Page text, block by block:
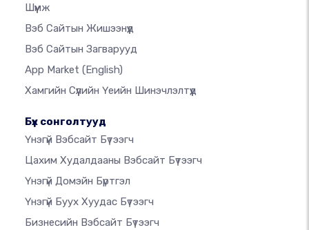
Шүүмж
Вэб Сайтын Жишээнүүд
Вэб Сайтын Загварууд
App Market (English)
Хамгийн Сүүлийн Үеийн Шинэчлэлтүүд
Бүх сонголтууд
Үнэгүй Вэбсайт Бүтээгч
Цахим Худалдааны Вэбсайт Бүтээгч
Үнэгүй Домэйн Бүртгэл
Үнэгүй Буух Хуудас Бүтээгч
Бизнесийн Вэбсайт Бүтээгч